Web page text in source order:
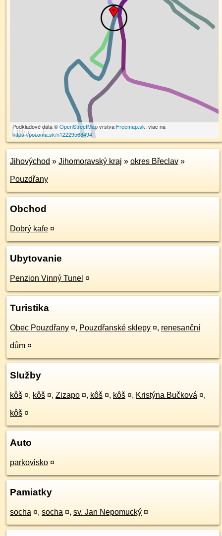
100 m
Podkladové dáta ©OpenStreetMapvrstva Freemap.sk, viac na
https://poi.oma.sk/n12229568494
Jihovýchod » Jihomoravský kraj » okres Břeclav »
Pouzdřany
Obchod
Dobrý kafe ¤
Ubytovanie
Penzion Vinný Tunel ¤
Turistika
Obec Pouzdřany ¤, Pouzdřanské sklepy ¤, renesanční
dům ¤
Služby
kôš ¤, kôš ¤, Zizapo ¤, kôš ¤, kôš ¤, Kristýna Bučková ¤,
kôš ¤
Auto
parkovisko ¤
Pamiatky
socha ¤, socha ¤, sv. Jan Nepomucký ¤